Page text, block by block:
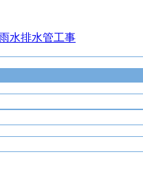
水排水管工事